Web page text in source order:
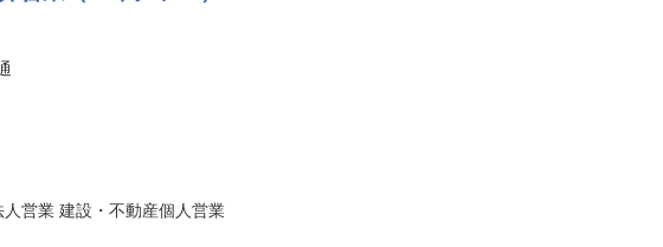
高い方
活動、契約、引渡し、アフターフォロー… 全ての業務を一人で行う「専任
営業 建設・不動産個人営業